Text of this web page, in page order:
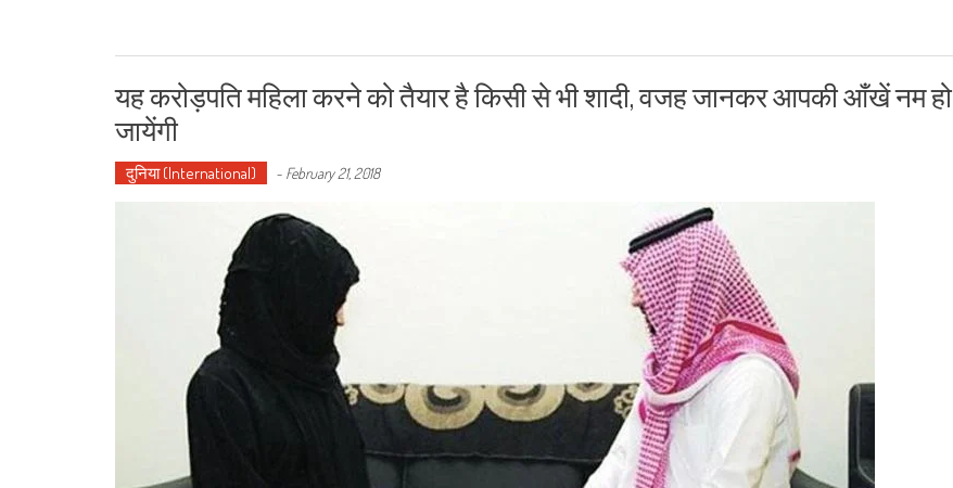
यह करोड़पति महिला करने को तैयार है किसी से भी शादी, वजह जानकर आपकी आँखें नम हो
जायेंगी
दुनिया (International) - February 21, 2018